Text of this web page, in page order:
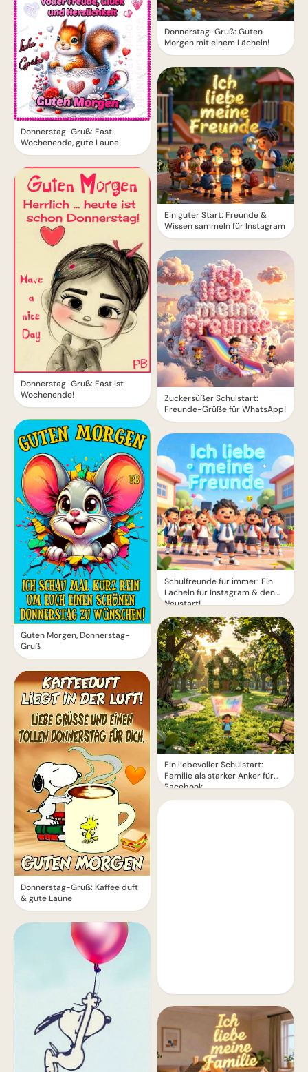
Donnerstag-Gruß: Fast
Wochenende, gute Laune
Donnerstag-Gruß: Fast ist
Wochenende!
Guten Morgen, Donnerstag-
Gruß
Donnerstag-Gruß: Kaffee duft
& gute Laune
Donnerstag-Gruß: Guten
Morgen mit einem Lächeln!
Ein guter Start: Freunde &
Wissen sammeln für Instagram
Zuckersüßer Schulstart:
Freunde-Grüße für WhatsApp!
Schulfreunde für immer: Ein
Lächeln für Instagram & den
Neustart!
Ein liebevoller Schulstart:
Familie als starker Anker für
Facebook